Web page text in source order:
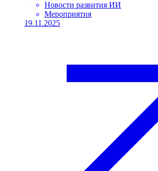
Новости развития ИИ
Мероприятия
19.11.2025